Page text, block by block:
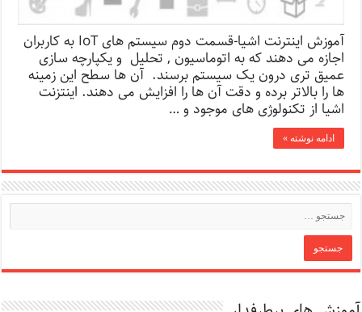
آموزش اینترنت اشیا-قسمت دوم سیستم های IoT به کاربران
اجازه می دهند که به اتوماسیون , تحلیل و یکپارچه سازی
عمیق تری درون یک سیستم برسند. آن ها سطح این زمینه
ها را بالاتر برده و دقت آن ها را افزایش می دهند. اینتزنت
اشیا از تکنولوژی های موجود و …
ادامه نوشته »